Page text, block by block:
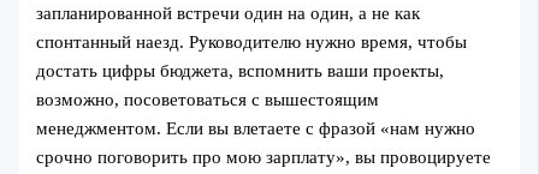
запланированной встречи один на один, а не как
спонтанный наезд. Руководителю нужно время, чтобы
достать цифры бюджета, вспомнить ваши проекты,
возможно, посоветоваться с вышестоящим
менеджментом. Если вы влетаете с фразой «нам нужно
срочно поговорить про мою зарплату», вы провоцируете